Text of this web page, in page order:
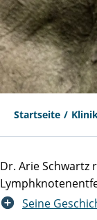
Startseite
Dr. Arie Schwartz
Seine